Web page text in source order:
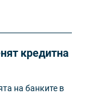
кредитна
на банките в